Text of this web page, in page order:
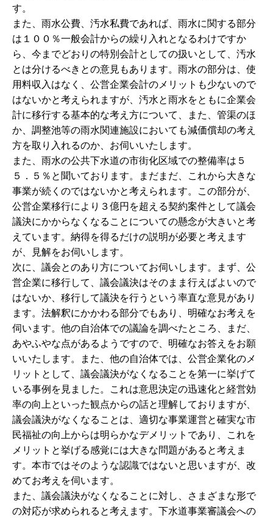
す。
また、雨水公費、汚水私費であれば、雨水に関する部分
は１００％一般会計からの繰り入れとなるわけですか
ら、今までどおりの特別会計としての扱いとして、汚水
とは分けるべきとの意見もあります。雨水の部分は、使
用料収入はなく、公営企業会計のメリットも少ないので
はないかと考えられますが、汚水と雨水をともに企業会
計に移行する基本的な考え方について、また、管渠のほ
か、調整池等の雨水関連施設においても減価償却の考え
方を取り入れるのか、お伺いいたします。
また、雨水の公共下水道の市街化区域での整備率は５
５．５％と聞いております。まだまだ、これから大きな
事業が続くのではないかと考えられます。この部分が、
公営企業移行により３億円を超える契約案件として議会
議決にかからなくなることについての懸念が大きいと考
えています。納得を得るだけの説明が必要と考えます
が、見解をお伺いします。
次に、議会とのあり方についてお伺いします。まず、公
営企業に移行して、議会議決はそのまま行えばよいので
はないか、移行して議決を行うという率直な意見があり
ます。法解釈にかかわる部分でもあり、明確なお考えを
伺います。他の自治体での議論を調べたところ、まだ、
あやふやな点があるようですので、明確なお答えをお願
いいたします。また、他の自治体では、公営企業化のメ
リットとして、議会議決がなくなることを第一に挙げて
いる事例を見ました。これは意思決定の迅速化と経営効
率の向上といった観点からの話と理解しておりますが、
議会議決がなくなることは、適切な事業運営と確実な市
民福祉の向上からは明らかなデメリットであり、これを
メリットと挙げる感覚には大きな問題があると考えま
す。本市ではそのような認識ではないと思いますが、改
めてお考えを伺います。
また、議会議決がなくなることに対し、さまざまな形で
の対応が求められると考えます。下水道事業審議会への